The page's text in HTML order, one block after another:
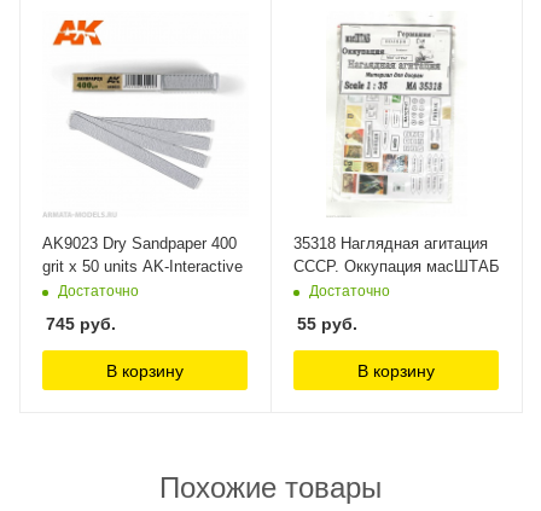
AK9023 Dry Sandpaper 400
grit x 50 units AK-Interactive
Достаточно
745 руб.
В корзину
35318 Наглядная агитация
СССР. Оккупация масШТАБ
Достаточно
55 руб.
В корзину
Похожие товары